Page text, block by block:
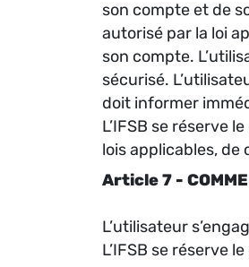
son compte et de
autorisé par la loi
son compte.
sécurisé.
doit informer
L’IFSB se réserve
lois applicables, de
Article 7 -
L’utilisateur
L’IFSB se réserve